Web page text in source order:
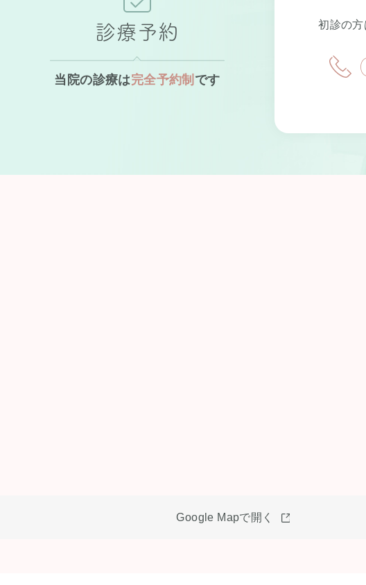
診療予約
当院の診療は完全予約制 です
初診の方
Google Mapで開く